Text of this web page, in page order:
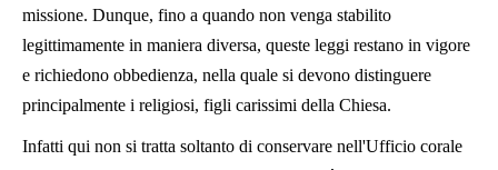
missione. Dunque, fino a quando non venga stabilito
legittimamente in maniera diversa, queste leggi restano in vigore
e richiedono obbedienza, nella quale si devono distinguere
principalmente i religiosi, figli carissimi della Chiesa.
Infatti qui non si tratta soltanto di conservare nell'Ufficio corale